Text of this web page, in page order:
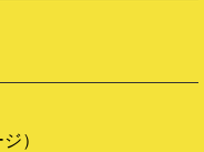
）